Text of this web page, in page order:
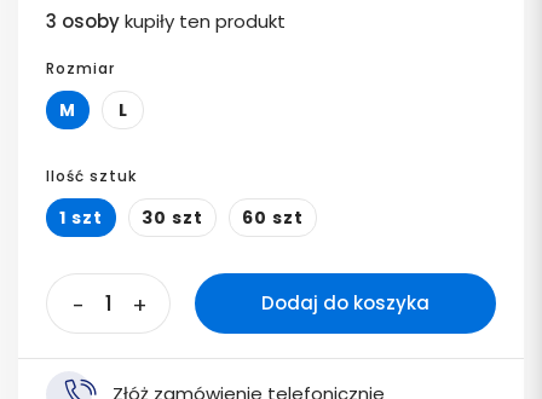
3 osobykupiły ten produkt
Rozmiar
M L
Ilość sztuk
1 szt 30 szt 60 szt
- + Dodaj do koszyka
Złóż zamówienie telefonicznie